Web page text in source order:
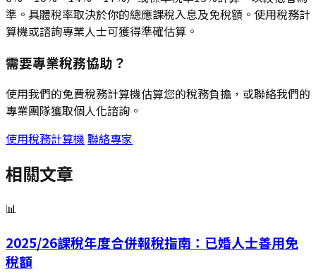
準。具體稅率取決於你的總應課稅入息及免稅額。使用稅務計
算機或諮詢專業人士可獲得準確估算。
需要專業稅務協助？
使用我們的免費稅務計算機估算您的稅務負擔，或聯絡我們的
專業團隊獲取個人化諮詢。
使用稅務計算機 聯絡專家
相關文章
📊
2025/26課稅年度合併報稅指南：已婚人士善用免
稅額